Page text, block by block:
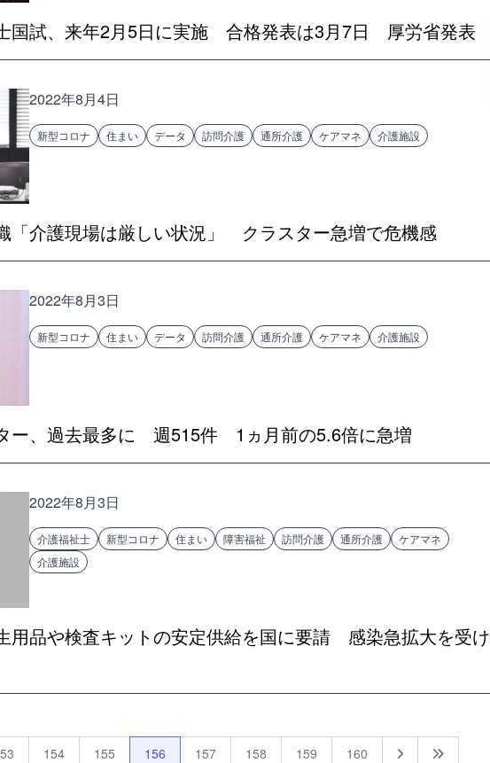
国試、来年2月5日に実施 合格発表は3月7日 厚労省発表
2022年8月4日
新型コロナ 住まい データ 訪問介護 通所介護 ケアマネ 介護施設
「介護現場は厳しい状況」 クラスター急増で危機感
2022年8月3日
新型コロナ 住まい データ 訪問介護 通所介護 ケアマネ 介護施設
ー、過去最多に 週515件 1ヵ月前の5.6倍に急増
2022年8月3日
介護福祉士 新型コロナ 住まい 障害福祉 訪問介護 通所介護
ケアマネ
介護施設
用品や検査キットの安定供給を国に要請 感染急拡大を受け
154 155 156 157 158 159 160